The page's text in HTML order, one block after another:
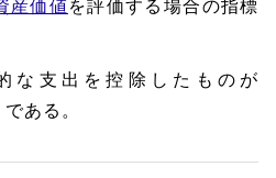
産価値 を評価する場合の指標
な支出を控除したものが
ある。